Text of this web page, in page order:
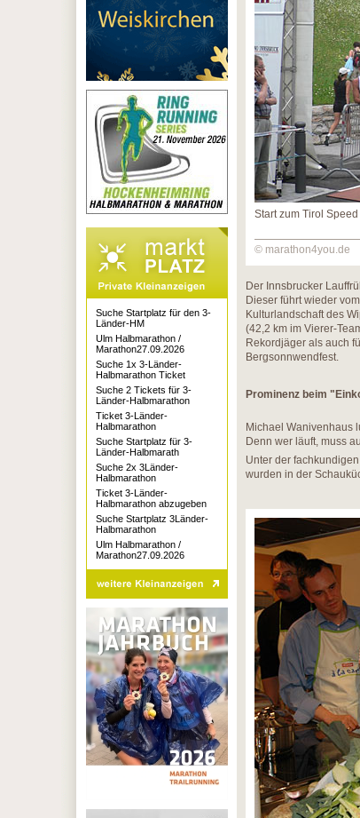
Start zum Tirol
© marathon4you.de
Der Innsbrucker
Dieser führt wieder
Kulturlandschaft des
(42,2 km im Vierer-
Rekordjäger als auch
Bergsonnwendfest.
Prominenz beim
Michael Wanivenhaus
Denn wer läuft, muss
Unter der
wurden in der
Suche Startplatz für den 3-
Länder-HM
Ulm Halbmarathon /
Marathon27.09.2026
Suche 1x 3-Länder-
Halbmarathon Ticket
Suche 2 Tickets für 3-
Länder-Halbmarathon
Ticket 3-Länder-
Halbmarathon
Suche Startplatz für 3-
Länder-Halbmarath
Suche 2x 3Länder-
Halbmarathon
Ticket 3-Länder-
Halbmarathon abzugeben
Suche Startplatz 3Länder-
Halbmarathon
Ulm Halbmarathon /
Marathon27.09.2026